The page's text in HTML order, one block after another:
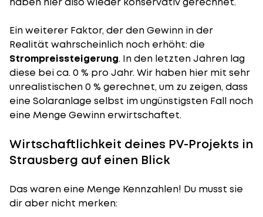
Ein weiterer Faktor, der den Gewinn in der
Realität wahrscheinlich noch erhöht: die
Strompreissteigerung. In den letzten Jahren lag
diese bei ca. 0 % pro Jahr. Wir haben hier mit sehr
unrealistischen 0 % gerechnet, um zu zeigen, dass
eine Solaranlage selbst im ungünstigsten Fall noch
eine Menge Gewinn erwirtschaftet.
Wirtschaftlichkeit deines PV-Projekts in
Strausberg auf einen Blick
Das waren eine Menge Kennzahlen! Du musst sie
dir aber nicht merken: